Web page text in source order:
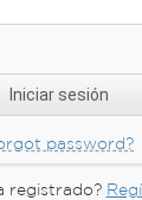
password?
registrado?